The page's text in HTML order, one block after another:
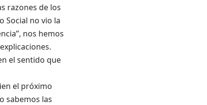
razones de los
Social no vio la
nos hemos
el sentido que
el próximo
sabemos las